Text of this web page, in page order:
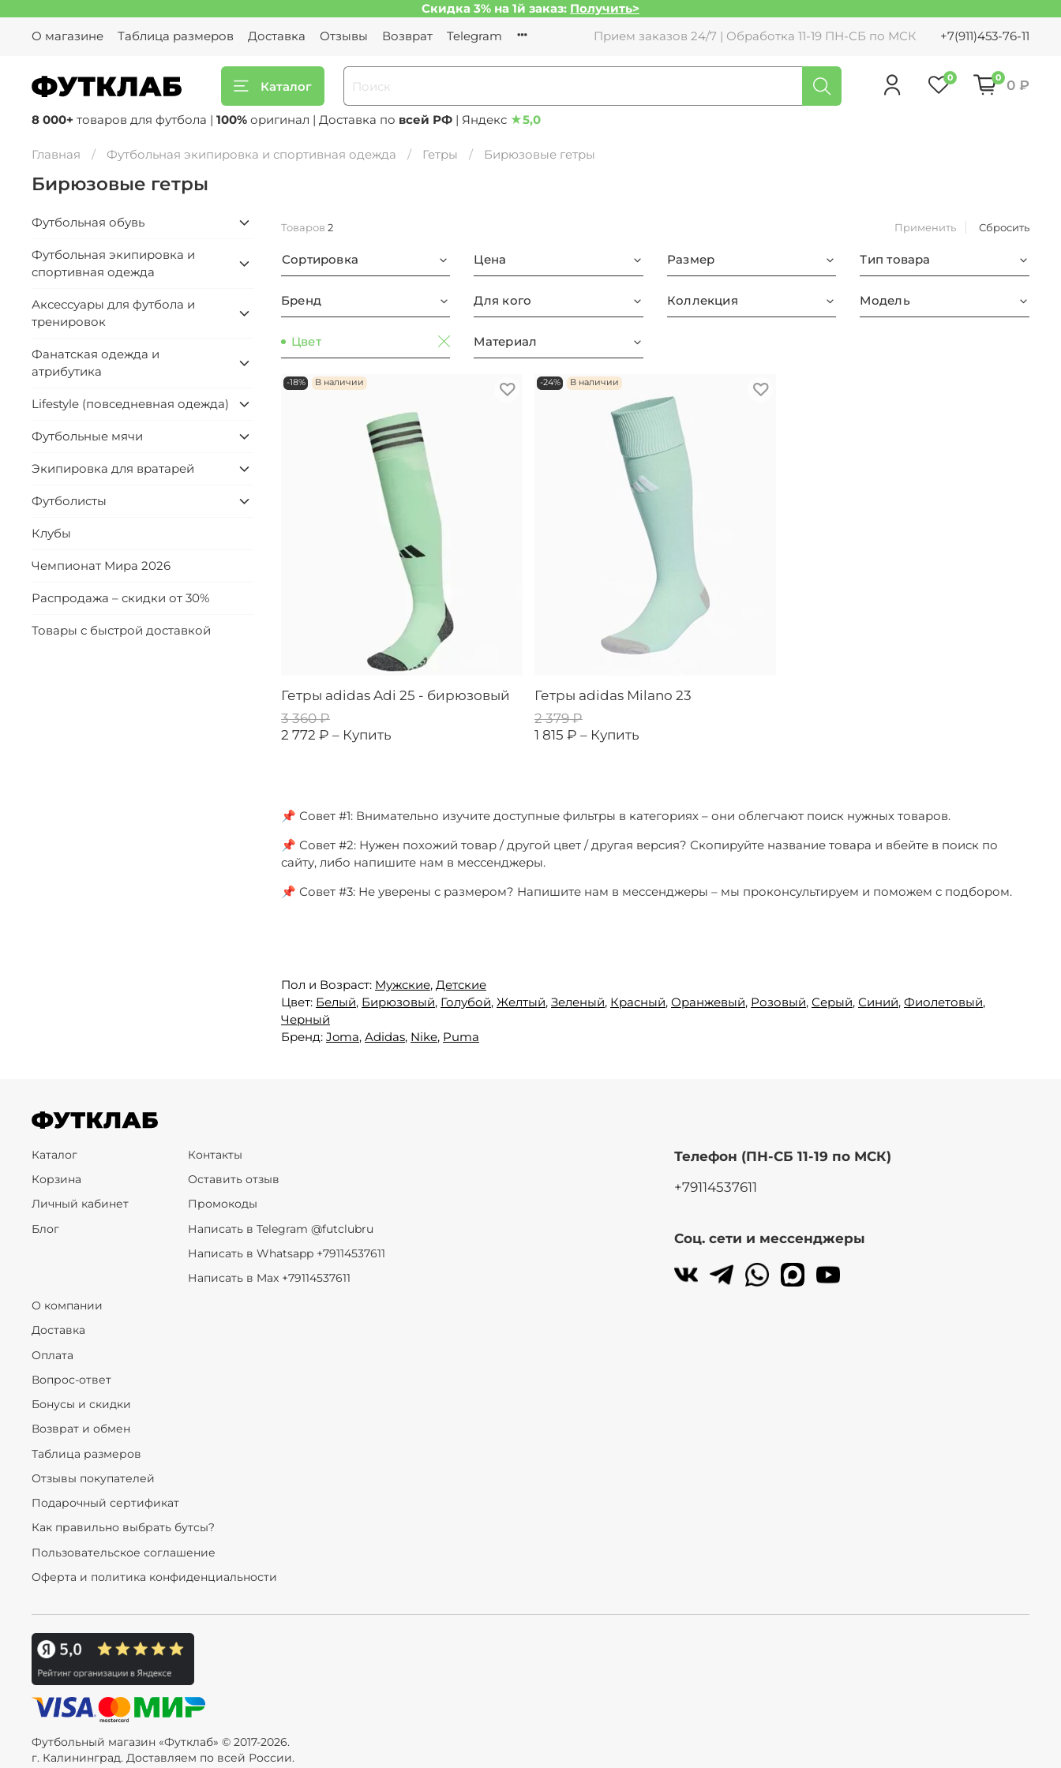
Скидка 3% на 1й заказ: Получить>
О магазине
Таблица размеров Доставка Отзывы Возврат Telegram Прием заказов 24/7 | Обработка 11-19 ПН-СБ по МСК +7(911)453-76-11
Каталог
0 0 0 ₽
8 000+ товаров для футбола | 100% оригинал | Доставка по всей РФ | Яндекс ★5,0
Главная Футбольная экипировка и спортивная одежда Гетры Бирюзовые гетры
Бирюзовые гетры
Товаров 2 Применить Сбросить
Сортировка Цена Размер Тип товара
Бренд Для кого Коллекция Модель
Цвет Материал
-18% В наличии
Гетры adidas Adi 25 - бирюзовый
3 360 ₽
2 772 ₽ – Купить
-24% В наличии
Гетры adidas Milano 23
2 379 ₽
1 815 ₽ – Купить
📌 Совет #1: Внимательно изучите доступные фильтры в категориях – они облегчают поиск нужных товаров.
📌 Совет #2: Нужен похожий товар / другой цвет / другая версия? Скопируйте название товара и вбейте в поиск по
сайту, либо напишите нам в мессенджеры.
📌 Совет #3: Не уверены с размером? Напишите нам в мессенджеры – мы проконсультируем и поможем с подбором.
Пол и Возраст: Мужские, Детские
Цвет: Белый, Бирюзовый, Голубой, Желтый, Зеленый, Красный, Оранжевый, Розовый, Серый, Синий, Фиолетовый,
Черный
Бренд: Joma, Adidas, Nike, Puma
Футбольная обувь
Футбольная экипировка и
спортивная одежда
Аксессуары для футбола и
тренировок
Фанатская одежда и
атрибутика
Lifestyle (повседневная одежда)
Футбольные мячи
Экипировка для вратарей
Футболисты
Клубы
Чемпионат Мира 2026
Распродажа – скидки от 30%
Товары с быстрой доставкой
Каталог
Корзина
Личный кабинет
Блог
Контакты
Оставить отзыв
Промокоды
Написать в Telegram @futclubru
Написать в Whatsapp +79114537611
Написать в Max +79114537611
О компании
Доставка
Оплата
Вопрос-ответ
Бонусы и скидки
Возврат и обмен
Таблица размеров
Отзывы покупателей
Подарочный сертификат
Как правильно выбрать бутсы?
Пользовательское соглашение
Оферта и политика конфиденциальности
Телефон (ПН-СБ 11-19 по МСК)
+79114537611
Соц. сети и мессенджеры
Футбольный магазин «Футклаб» © 2017-2026.
г. Калининград. Доставляем по всей России.